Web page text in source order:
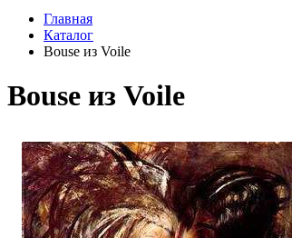
Главная
Каталог
Bouse из Voile
Bouse из Voile